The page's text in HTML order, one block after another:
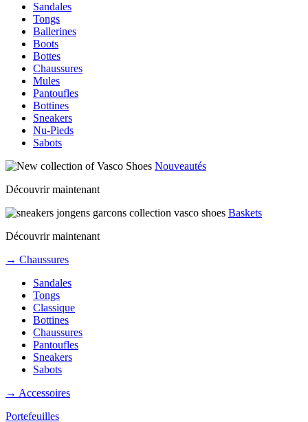
Sandales
Tongs
Ballerines
Boots
Bottes
Chaussures
Mules
Pantoufles
Bottines
Sneakers
Nu-Pieds
Sabots
Nouveautés
Découvrir maintenant
Baskets
Découvrir maintenant
→ Chaussures
Sandales
Tongs
Classique
Bottines
Chaussures
Pantoufles
Sneakers
Sabots
→ Accessoires
Portefeuilles